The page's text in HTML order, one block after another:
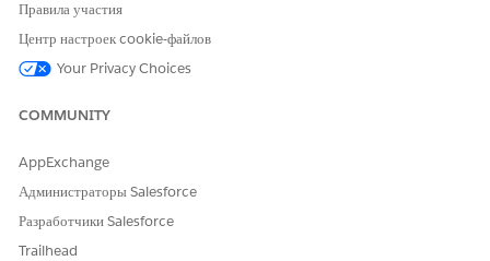
page.
Оставьте свой отзыв, чтобы мы могли стать лучше!
Правила участия
Центр настроек cookie-файлов
Your Privacy Choices
COMMUNITY
AppExchange
Администраторы Salesforce
Разработчики Salesforce
Trailhead